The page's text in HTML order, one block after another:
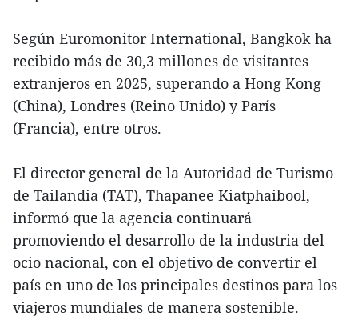
Según Euromonitor International, Bangkok ha
recibido más de 30,3 millones de visitantes
extranjeros en 2025, superando a Hong Kong
(China), Londres (Reino Unido) y París
(Francia), entre otros.
El director general de la Autoridad de Turismo
de Tailandia (TAT), Thapanee Kiatphaibool,
informó que la agencia continuará
promoviendo el desarrollo de la industria del
ocio nacional, con el objetivo de convertir el
país en uno de los principales destinos para los
viajeros mundiales de manera sostenible.